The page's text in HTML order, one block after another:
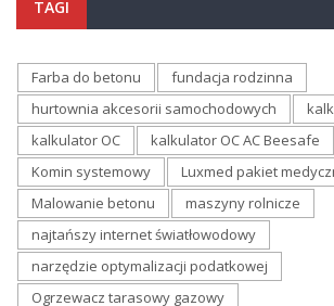
TAGI
Farba do betonu
fundacja rodzinna
hurtownia akcesorii samochodowych
kalkulator OC
kalkulator OC AC Beesafe
Komin systemowy
Luxmed pakiet
Malowanie betonu
maszyny rolnicze
najtańszy internet światłowodowy
narzędzie optymalizacji podatkowej
Ogrzewacz tarasowy gazowy